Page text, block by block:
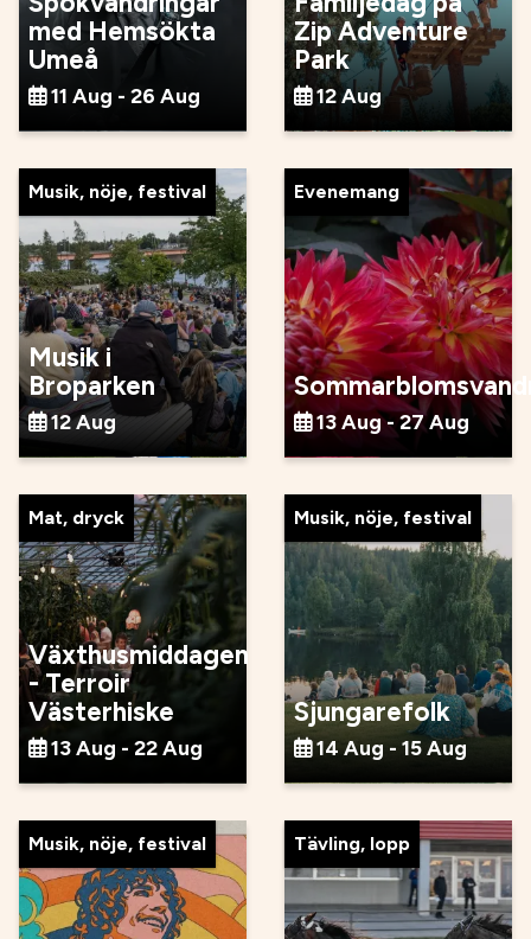
med Hemsökta
Umeå
11 Aug - 26 Aug
Zip Adventure
Park
12 Aug
Musik, nöje, festival
Musik i
Broparken
12 Aug
Evenemang
13 Aug - 27 Aug
Mat, dryck
Växthusmiddagen
- Terroir
Västerhiske
13 Aug - 22 Aug
Musik, nöje, festival
Sjungarefolk
14 Aug - 15 Aug
Musik, nöje, festival Tävling, lopp